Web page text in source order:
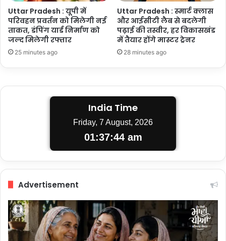
Uttar Pradesh : यूपी में
परिवहन प्रवर्तन को मिलेगी नई
ताकत, डंपिंग यार्ड निर्माण को
जल्द मिलेगी रफ्तार
25 minutes ago
Uttar Pradesh : स्मार्ट क्लास
और आईसीटी लैब से बदलेगी
पढ़ाई की तस्वीर, हर विकासखंड
में तैयार होंगे मास्टर ट्रेनर
28 minutes ago
India Time
Friday, 7 August, 2026
01:37:45 am
Advertisement